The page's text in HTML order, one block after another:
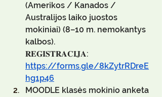
(Amerikos / Kanados /
Australijos laiko juostos
mokiniai) (8–10 m. nemokantys
kalbos).
𝐑𝐄𝐆𝐈𝐒𝐓𝐑𝐀𝐂𝐈𝐉𝐀:
https://forms.gle/8kZytrRDreE
hg1p46
MOODLE klasės mokinio anketa